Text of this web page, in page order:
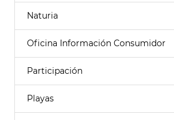
Naturia
Oficina Información Consumidor
Participación
Playas